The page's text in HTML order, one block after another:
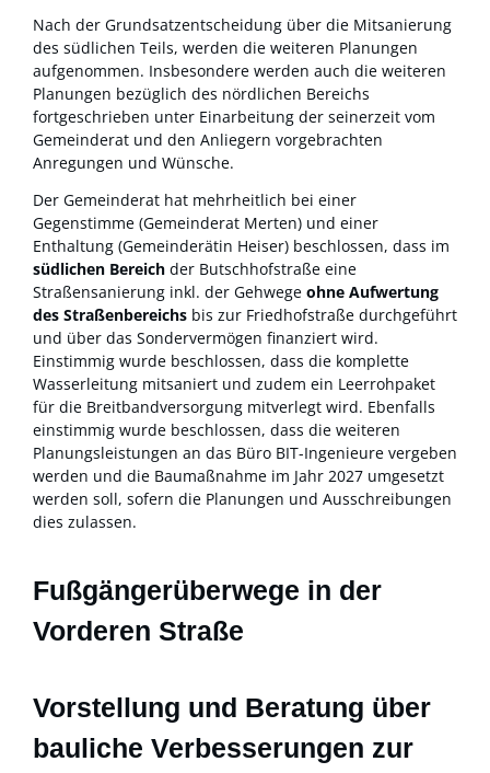
Nach der Grundsatzentscheidung über die Mitsanierung
des südlichen Teils, werden die weiteren Planungen
aufgenommen. Insbesondere werden auch die weiteren
Planungen bezüglich des nördlichen Bereichs
fortgeschrieben unter Einarbeitung der seinerzeit vom
Gemeinderat und den Anliegern vorgebrachten
Anregungen und Wünsche.
Der Gemeinderat hat mehrheitlich bei einer
Gegenstimme (Gemeinderat Merten) und einer
Enthaltung (Gemeinderätin Heiser) beschlossen, dass im
südlichen Bereich der Butschhofstraße eine
Straßensanierung inkl. der Gehwege ohne Aufwertung
des Straßenbereichs bis zur Friedhofstraße durchgeführt
und über das Sondervermögen finanziert wird.
Einstimmig wurde beschlossen, dass die komplette
Wasserleitung mitsaniert und zudem ein Leerrohpaket
für die Breitbandversorgung mitverlegt wird. Ebenfalls
einstimmig wurde beschlossen, dass die weiteren
Planungsleistungen an das Büro BIT-Ingenieure vergeben
werden und die Baumaßnahme im Jahr 2027 umgesetzt
werden soll, sofern die Planungen und Ausschreibungen
dies zulassen.
Fußgängerüberwege in der
Vorderen Straße
Vorstellung und Beratung über
bauliche Verbesserungen zur